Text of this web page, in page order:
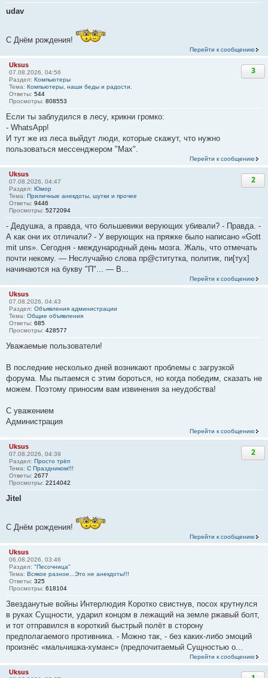
udav
С Днём рождения!
Перейти к сообщению
Uksus
07.08.2026, 04:56
Раздел: Компьютеры
Тема: Компьютеры, наши беды и радости.
Ответы: 544
Просмотры: 808553
3
Если ты заблудился в лесу, крикни громко:
- WhаtsАрр!
И тут же из леса выйдут люди, которые скажут, что нужно
пользоваться мессенджером "Мах".
Перейти к сообщению
Uksus
07.08.2026, 04:47
Раздел: Юмор
Тема: Приличные анекдоты, шутки и прочее
Ответы: 9446
Просмотры: 5272094
2
- Дедушка, а правда, что большевики верующих убивали? - Правда. -
А как они их отличали? - У верующих на пряжке было написано «Gott
mit uns». Сегодня - международный день мозга. Жаль, что отмечать
почти некому. — Неслучайно слова пр@ститутка, политик, пи[тух]
начинаются на букву "П"... — В...
Перейти к сообщению
Uksus
07.08.2026, 04:43
Раздел: Объявления администрации
Тема: Общие объявления
Ответы: 685
Просмотры: 428577
Уважаемые пользователи!
В последние несколько дней возникают проблемы с загрузкой
форума. Мы пытаемся с этим бороться, но когда победим, сказать не
можем. Поэтому приносим вам извинения за неудобства!
С уважением
Администрация
Перейти к сообщению
Uksus
07.08.2026, 04:39
Раздел: Просто трёп
Тема: С Праздником!!!
Ответы: 2677
Просмотры: 2214042
2
Jitel
С Днём рождения!
Перейти к сообщению
Uksus
06.08.2026, 03:46
Раздел: "Песочница"
Тема: Всякое разное...Это не анекдоты!!!
Ответы: 325
Просмотры: 618104
Звезданутые войны Интерлюдия Коротко свистнув, посох крутнулся
в руках Сущности, ударил концом в лежащий на земле ржавый болт,
и тот отправился в короткий быстрый полёт в сторону
предполагаемого противника. - Можно так, - без каких-либо эмоций
произнёс «мальчишка-хуманс» (предпочитаемый Сущностью о...
Перейти к сообщению
Uksus